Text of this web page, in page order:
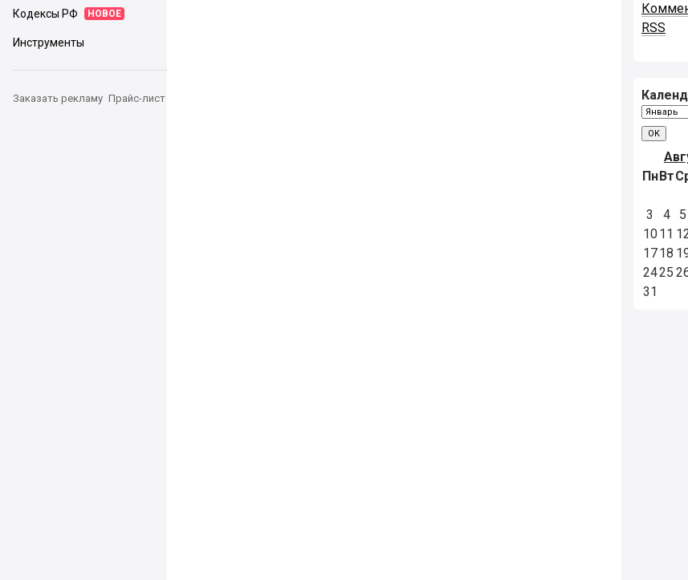
Кодексы РФ НОВОЕ
Инструменты
Заказать рекламу Прайс-лист
RSS
ПнВт
3
4 5
1011
1718
2425
31